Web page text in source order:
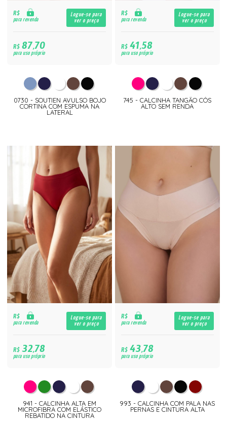
R$
para revenda
Logue-se para
ver o preço
R$87,70
para uso próprio
0730 - SOUTIEN AVULSO BOJO
CORTINA COM ESPUMA NA
LATERAL
R$
para revenda
Logue-se para
ver o preço
R$41,58
para uso próprio
745 - CALCINHA TANGÃO CÓS
ALTO SEM RENDA
R$
para revenda
Logue-se para
ver o preço
R$32,78
para uso próprio
941 - CALCINHA ALTA EM
MICROFIBRA COM ELÁSTICO
REBATIDO NA CINTURA
R$
para revenda
Logue-se para
ver o preço
R$43,78
para uso próprio
993 - CALCINHA COM PALA NAS
PERNAS E CINTURA ALTA